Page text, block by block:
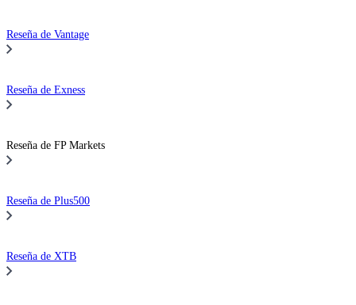
Reseña de Vantage
Reseña de Exness
Reseña de FP Markets
Reseña de Plus500
Reseña de XTB